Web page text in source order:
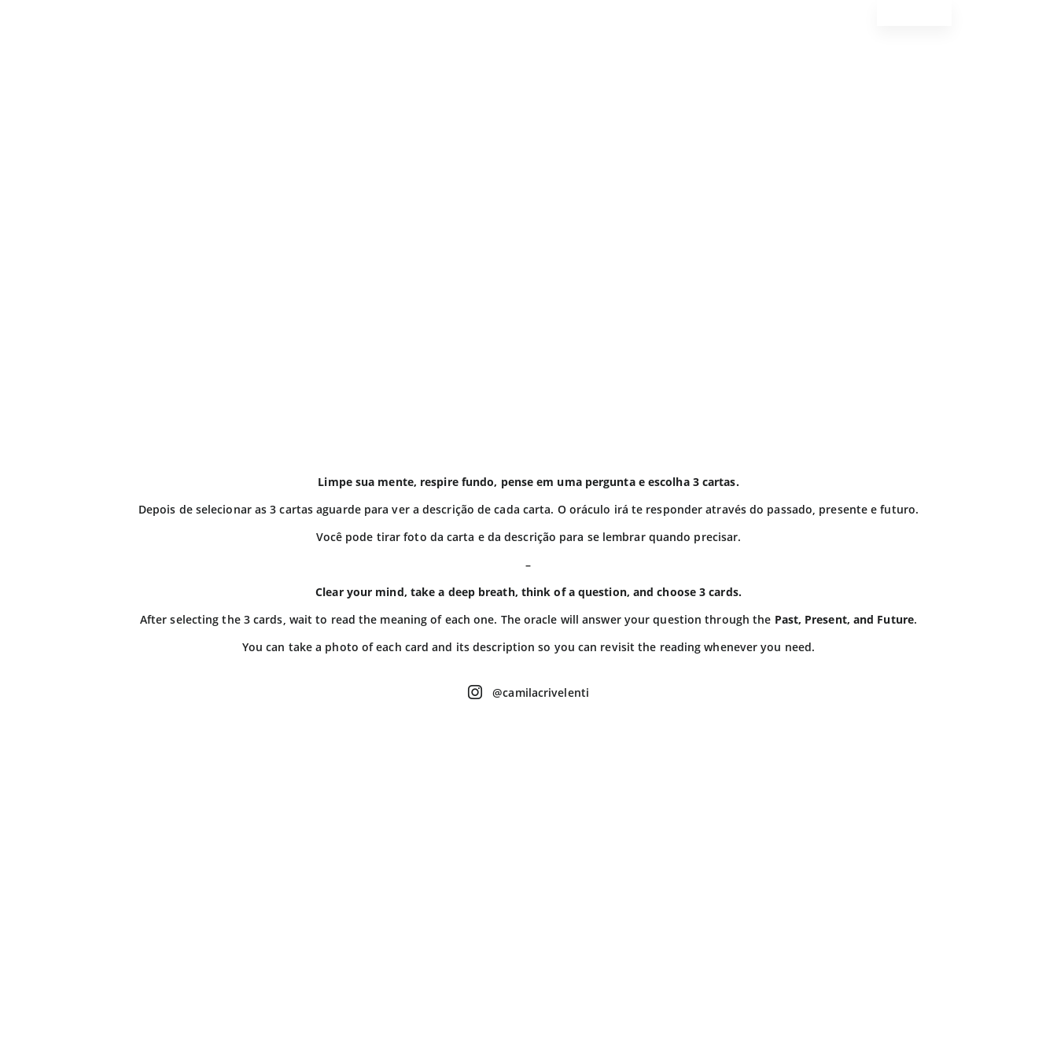
Limpe sua mente, respire fundo, pense em uma pergunta e escolha 3 cartas.
Depois de selecionar as 3 cartas aguarde para ver a descrição de cada carta. O oráculo irá te responder através do passado, presente e futuro.
Você pode tirar foto da carta e da descrição para se lembrar quando precisar.
–
Clear your mind, take a deep breath, think of a question, and choose 3 cards.
After selecting the 3 cards, wait to read the meaning of each one. The oracle will answer your question through the Past, Present, and Future.
You can take a photo of each card and its description so you can revisit the reading whenever you need.
@camilacrivelenti